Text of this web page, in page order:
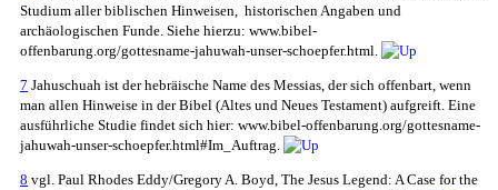
Studium aller biblischen Hinweisen, historischen Angaben und
archäologischen Funde. Siehe hierzu: www.bibel-
offenbarung.org/gottesname-jahuwah-unser-schoepfer.html.
7 Jahuschuah ist der hebräische Name des Messias, der sich offenbart, wenn
man allen Hinweise in der Bibel (Altes und Neues Testament) aufgreift. Eine
ausführliche Studie findet sich hier: www.bibel-offenbarung.org/gottesname-
jahuwah-unser-schoepfer.html#Im_Auftrag.
8 vgl. Paul Rhodes Eddy/Gregory A. Boyd, The Jesus Legend: A Case for the